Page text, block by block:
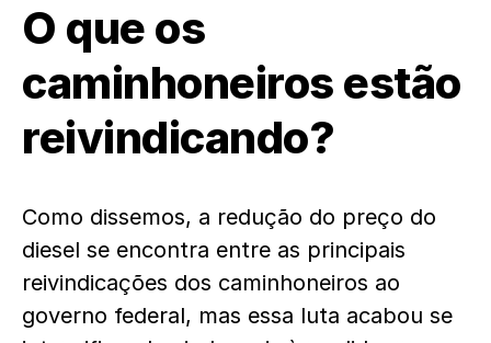
O que os
caminhoneiros estão
reivindicando?
Como dissemos, a redução do preço do
diesel se encontra entre as principais
reivindicações dos caminhoneiros ao
governo federal, mas essa luta acabou se